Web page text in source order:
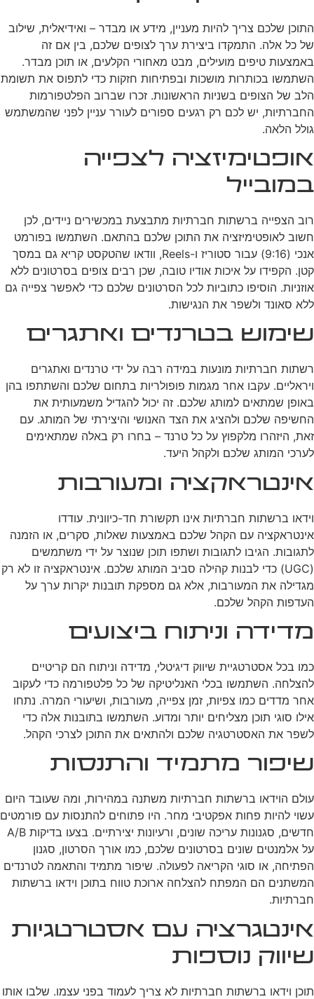
התוכן שלכם צריך להיות מעניין, מידע או מבדר – ואידיאלית, שילוב
של כל אלה. התמקדו ביצירת ערך לצופים שלכם, בין אם זה
באמצעות טיפים מועילים, מבט מאחורי הקלעים, או תוכן מבדר.
השתמשו בכותרות מושכות ובפתיחות חזקות כדי לתפוס את תשומת
הלב של הצופים בשניות הראשונות. זכרו שברוב הפלטפורמות
החברתיות, יש לכם רק רגעים ספורים לעורר עניין לפני שהמשתמש
גולל הלאה.
אופטימיזציה לצפייה
במובייל
רוב הצפייה ברשתות חברתיות מתבצעת במכשירים ניידים, לכן
חשוב לאופטימיזציה את התוכן שלכם בהתאם. השתמשו בפורמט
אנכי (9:16) עבור סטוריז ו-Reels, וודאו שהטקסט קריא גם במסך
קטן. הקפידו על איכות אודיו טובה, שכן רבים צופים בסרטונים ללא
אוזניות. הוסיפו כתוביות לכל הסרטונים שלכם כדי לאפשר צפייה גם
ללא סאונד ולשפר את הנגישות.
שימוש בטרנדים ואתגרים
רשתות חברתיות מונעות במידה רבה על ידי טרנדים ואתגרים
ויראליים. עקבו אחר מגמות פופולריות בתחום שלכם והשתתפו בהן
באופן שמתאים למותג שלכם. זה יכול להגדיל משמעותית את
החשיפה שלכם ולהציג את הצד האנושי והיצירתי של המותג. עם
זאת, היזהרו מלקפוץ על כל טרנד – בחרו רק באלה שמתאימים
לערכי המותג שלכם ולקהל היעד.
אינטראקציה ומעורבות
וידאו ברשתות חברתיות אינו תקשורת חד-כיוונית. עודדו
אינטראקציה עם הקהל שלכם באמצעות שאלות, סקרים, או הזמנה
לתגובות. הגיבו לתגובות ושתפו תוכן שנוצר על ידי משתמשים
(UGC) כדי לבנות קהילה סביב המותג שלכם. אינטראקציה זו לא רק
מגדילה את המעורבות, אלא גם מספקת תובנות יקרות ערך על
העדפות הקהל שלכם.
מדידה וניתוח ביצועים
כמו בכל אסטרטגיית שיווק דיגיטלי, מדידה וניתוח הם קריטיים
להצלחה. השתמשו בכלי האנליטיקה של כל פלטפורמה כדי לעקוב
אחר מדדים כמו צפיות, זמן צפייה, מעורבות, ושיעורי המרה. נתחו
אילו סוגי תוכן מצליחים יותר ומדוע. השתמשו בתובנות אלה כדי
לשפר את האסטרטגיה שלכם ולהתאים את התוכן לצרכי הקהל.
שיפור מתמיד והתנסות
עולם הוידאו ברשתות חברתיות משתנה במהירות, ומה שעובד היום
עשוי להיות פחות אפקטיבי מחר. היו פתוחים להתנסות עם פורמטים
חדשים, סגנונות עריכה שונים, ורעיונות יצירתיים. בצעו בדיקות A/B
על אלמנטים שונים בסרטונים שלכם, כמו אורך הסרטון, סגנון
הפתיחה, או סוגי הקריאה לפעולה. שיפור מתמיד והתאמה לטרנדים
המשתנים הם המפתח להצלחה ארוכת טווח בתוכן וידאו ברשתות
חברתיות.
אינטגרציה עם אסטרטגיות
שיווק נוספות
תוכן וידאו ברשתות חברתיות לא צריך לעמוד בפני עצמו. שלבו אותו